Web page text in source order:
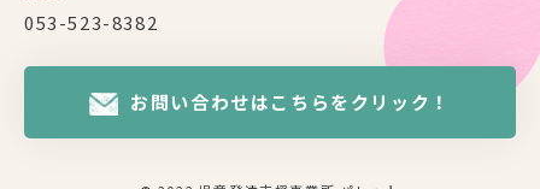
053-523-8382
お問い合わせはこちらをクリック！